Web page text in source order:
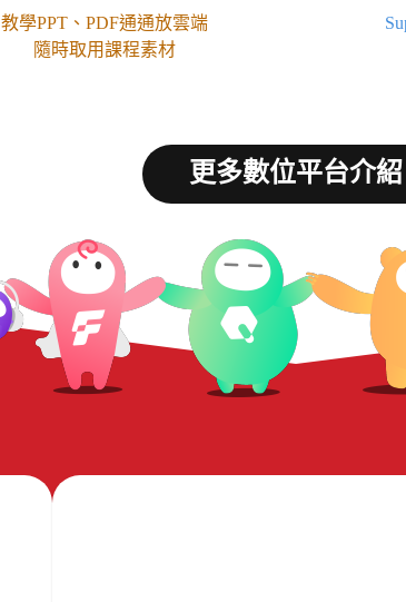
教學PPT、PDF通通放雲端
隨時取用課程素材
更多數位平台介紹